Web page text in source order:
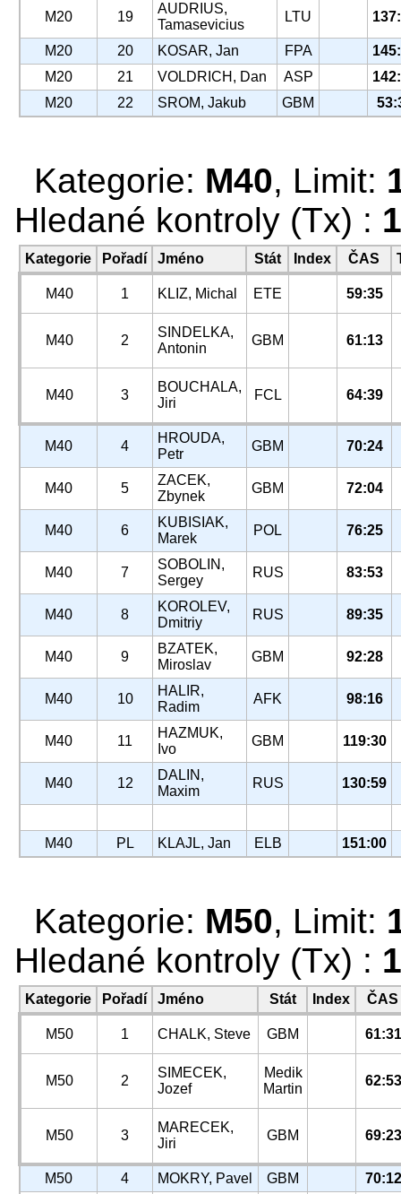
M20 19
AUDRIUS,
Tamasevicius
LTU
M20 20 KOSAR, Jan FPA
M20
21 VOLDRICH, Dan ASP
M20
22 SROM, Jakub GBM
Kategorie: M40, Limit:
Hledané kontroly (Tx) :
Kategorie Pořadí Jméno Stát Index ČAS
M40 1 KLIZ, Michal ETE 59:35
M40 2
SINDELKA,
Antonin
GBM 61:13
M40 3
BOUCHALA,
Jiri
FCL 64:39
M40 4
HROUDA,
Petr
GBM 70:24
M40 5
ZACEK,
Zbynek
GBM 72:04
M40 6
KUBISIAK,
Marek
POL 76:25
M40 7
SOBOLIN,
Sergey
RUS 83:53
M40 8
KOROLEV,
Dmitriy
RUS 89:35
M40 9
BZATEK,
Miroslav
GBM 92:28
M40 10
HALIR,
Radim
AFK 98:16
M40 11
HAZMUK,
Ivo
GBM 119:30
M40 12
DALIN,
Maxim
RUS 130:59
M40 PL KLAJL, Jan ELB 151:00
Kategorie: M50, Limit:
Hledané kontroly (Tx) :
Kategorie Pořadí Jméno Stát Index ČAS
M50 1 CHALK, Steve GBM 61:31
M50 2
SIMECEK,
Jozef
Medik
Martin
62:53
M50 3
MARECEK,
Jiri
GBM 69:23
M50 4 MOKRY, Pavel GBM 70:12